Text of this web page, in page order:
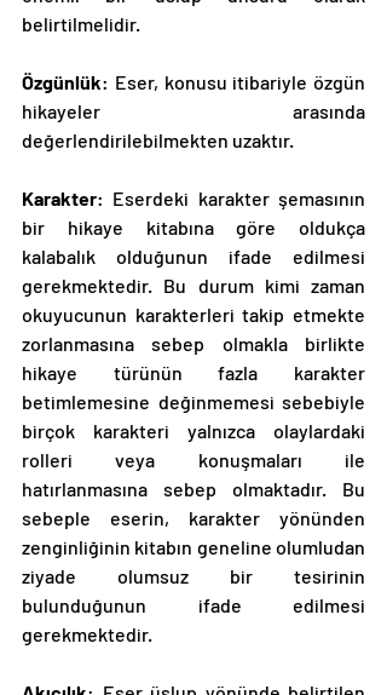
belirtilmelidir.
Özgünlük: Eser, konusu itibariyle özgün
hikayeler arasında
değerlendirilebilmekten uzaktır.
Karakter: Eserdeki karakter şemasının
bir hikaye kitabına göre oldukça
kalabalık olduğunun ifade edilmesi
gerekmektedir. Bu durum kimi zaman
okuyucunun karakterleri takip etmekte
zorlanmasına sebep olmakla birlikte
hikaye türünün fazla karakter
betimlemesine değinmemesi sebebiyle
birçok karakteri yalnızca olaylardaki
rolleri veya konuşmaları ile
hatırlanmasına sebep olmaktadır. Bu
sebeple eserin, karakter yönünden
zenginliğinin kitabın geneline olumludan
ziyade olumsuz bir tesirinin
bulunduğunun ifade edilmesi
gerekmektedir.